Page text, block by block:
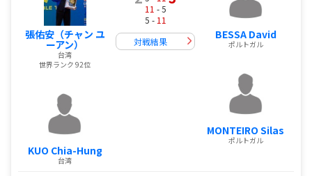
張佑安（チャン ユ
ーアン）
台湾
世界ランク 92位
KUO Chia-Hung
台湾
11 - 5
5 - 11
対戦結果
BESSA David
ポルトガル
MONTEIRO Silas
ポルトガル